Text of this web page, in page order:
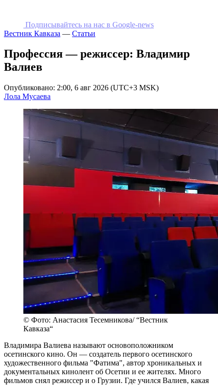
Подписывайтесь на наc в Google-news
Вестник Кавказа — Статьи
Профессия — режиссер: Владимир
Валиев
Опубликовано: 2:00, 6 авг 2026 (UTC+3 MSK)
Лола Мусаева
© Фото: Анастасия Тесемникова/ “Вестник
Кавказа“
Владимира Валиева называют основоположником
осетинского кино. Он — создатель первого осетинского
художественного фильма "Фатима", автор хроникальных и
документальных кинолент об Осетии и ее жителях. Много
фильмов снял режиссер и о Грузии. Где учился Валиев, какая